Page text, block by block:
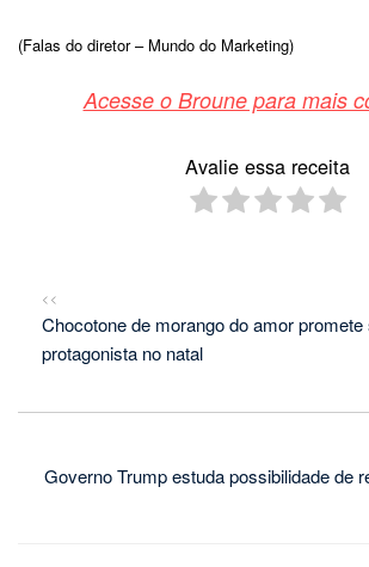
(Falas do diretor – Mundo do Marketing)
Acesse o Broune para mais
Avalie essa receita
<<
Chocotone de morango do amor
protagonista no natal
Governo Trump estuda possibilidade de